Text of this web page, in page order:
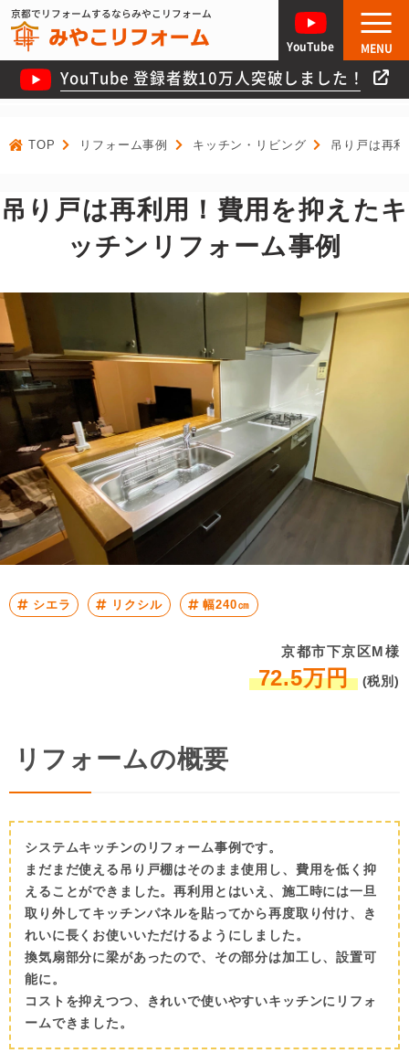
京都でリフォームするならみやこリフォーム
YouTube 登録者数10万人突破しました！
YouTube MENU
TOP リフォーム事例 キッチン・リビング 吊り戸は再
吊り戸は再利用！費用を抑えたキ
ッチンリフォーム事例
シエラ リクシル 幅240㎝
京都市下京区M様
72.5万円 (税別)
リフォームの概要
システムキッチンのリフォーム事例です。
まだまだ使える吊り戸棚はそのまま使用し、費用を低く抑
えることができました。再利用とはいえ、施工時には一旦
取り外してキッチンパネルを貼ってから再度取り付け、き
れいに長くお使いいただけるようにしました。
換気扇部分に梁があったので、その部分は加工し、設置可
能に。
コストを抑えつつ、きれいで使いやすいキッチンにリフォ
ームできました。